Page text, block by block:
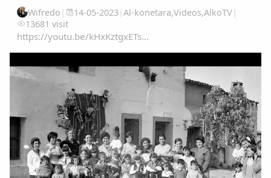
Wifredo | 14-05-2023| Al-konetara,Videos,AlkoTV|
13681 visit
https://youtu.be/kHxKztgxETs...